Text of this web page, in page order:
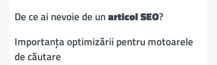
De ce ai nevoie de unarticol SEO?
Importanța optimizării pentru motoarele
de căutare